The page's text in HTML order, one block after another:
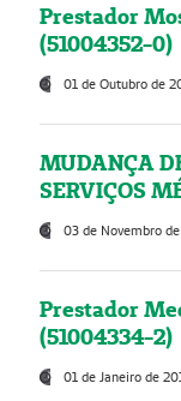
Prestador
(51004352-0)
01 de Outubro de
MUDANÇA
SERVIÇOS
03 de Novembro
Prestador
(51004334-2)
01 de Janeiro de